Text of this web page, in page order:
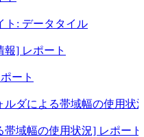
ト: データタイル
報] レポート
ート
ルダによる帯域幅の使用状
域幅の使用状況] レポート